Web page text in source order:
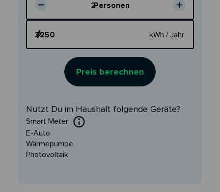
2Personen
kWh / Jahr
Nutzt Du im Haushalt folgende Geräte?
Smart Meter
E-Auto
Wärmepumpe
Photovoltaik
Preis berechnen